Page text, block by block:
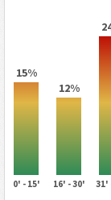
15%
12%
0' - 15' 16' - 30' 31'